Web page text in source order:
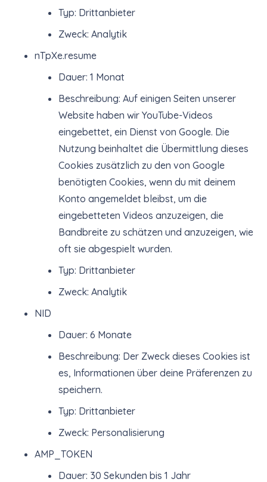
Typ: Drittanbieter
Zweck: Analytik
nTpXe.resume
Dauer: 1 Monat
Beschreibung: Auf einigen Seiten unserer
Website haben wir YouTube-Videos
eingebettet, ein Dienst von Google. Die
Nutzung beinhaltet die Übermittlung dieses
Cookies zusätzlich zu den von Google
benötigten Cookies, wenn du mit deinem
Konto angemeldet bleibst, um die
eingebetteten Videos anzuzeigen, die
Bandbreite zu schätzen und anzuzeigen, wie
oft sie abgespielt wurden.
Typ: Drittanbieter
Zweck: Analytik
NID
Dauer: 6 Monate
Beschreibung: Der Zweck dieses Cookies ist
es, Informationen über deine Präferenzen zu
speichern.
Typ: Drittanbieter
Zweck: Personalisierung
AMP_TOKEN
Dauer: 30 Sekunden bis 1 Jahr